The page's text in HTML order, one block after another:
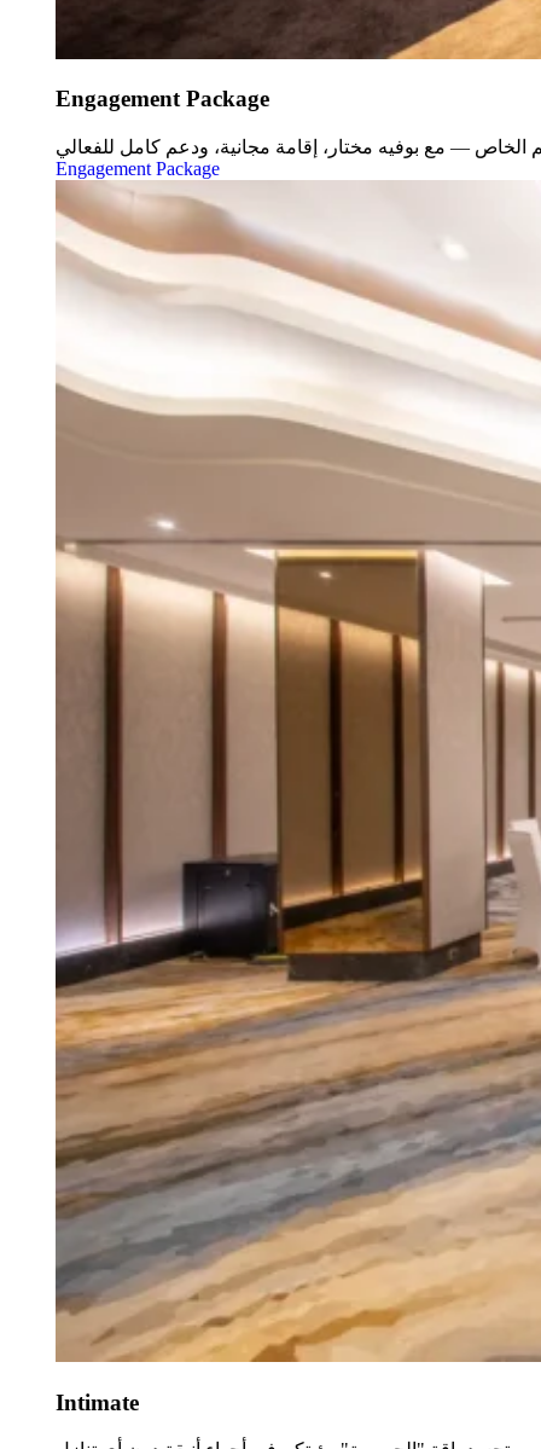
Engagement Package
Engagement Package
Intimate